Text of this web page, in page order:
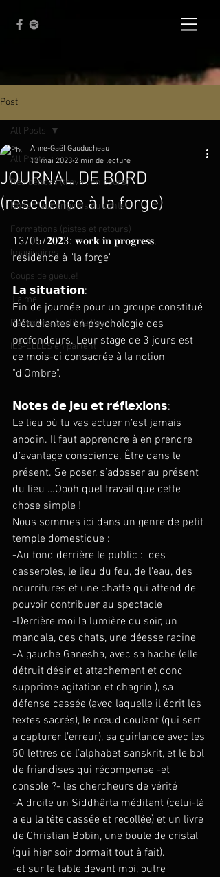
Post
All Posts
Résidences (travail en cours)
Rêver (aux origines du conte)
Formations (pistes et retours)
Imaginaires
Coups de gueule!
J'aime
Reflexions (au fil de l'eau)
ILS-ELLES en parlent
All Posts
JOURNAL DE BORD
(resedence à la forge)
Anne-Gaël Gauducheau
13 mai 2023 2 min de lecture
13/05/𝟐𝟎𝟐3: 𝐰𝐨𝐫𝐤 𝐢𝐧 𝐩𝐫𝐨𝐠𝐫𝐞𝐬𝐬,
residence à "la forge"
𝗟𝗮 𝘀𝗶𝘁𝘂𝗮𝘁𝗶𝗼𝗻:
Fin de journée pour un groupe constitué
d'étudiantes en psychologie des
profondeurs. Leur stage de 3 jours est
ce mois-ci consacrée à la notion
"d'Ombre".
𝗡𝗼𝘁𝗲𝘀 𝗱𝗲 𝗷𝗲𝘂 𝗲𝘁 𝗿𝗲́𝗳𝗹𝗲𝘅𝗶𝗼𝗻𝘀:
Le lieu où tu vas actuer n’est jamais
anodin. Il faut apprendre à en prendre
d’avantage conscience. Être dans le
présent. Se poser, s’adosser au présent
du lieu …Oooh quel travail que cette
chose simple !
Nous sommes ici dans un genre de petit
temple domestique :
-Au fond derrière le public :  des
casseroles, le lieu du feu, de l’eau, des
nourritures et une chatte qui attend de
pouvoir contribuer au spectacle
-Derrière moi la lumière du soir, un
mandala, des chats, une déesse racine
-A gauche Ganesha, avec sa hache (elle
détruit désir et attachement et donc
supprime agitation et chagrin.), sa
défense cassée (avec laquelle il écrit les
textes sacrés), le nœud coulant (qui sert
a capturer l’erreur), sa guirlande avec les
50 lettres de l’alphabet sanskrit, et le bol
de friandises qui récompense -et
console ?- les chercheurs de vérité
-A droite un Siddhârta méditant (celui-là
a eu la tête cassée et recollée) et un livre
de Christian Bobin, une boule de cristal
(qui hier soir dormait tout à fait).
-et sur la table devant moi, outre